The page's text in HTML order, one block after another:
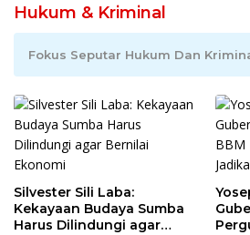
Hukum & Kriminal
Fokus Seputar Hukum Dan
Silvester Sili Laba:
Kekayaan Budaya Sumba
Harus Dilindungi agar